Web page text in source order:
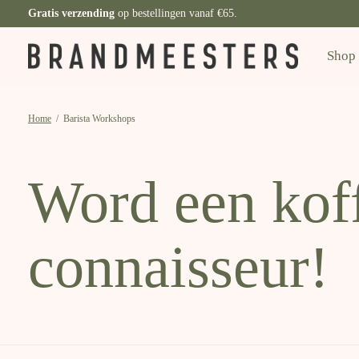
Gratis verzending op bestellingen vanaf €65.
Shop
Home / Barista Workshops
Word een
connaisseur!